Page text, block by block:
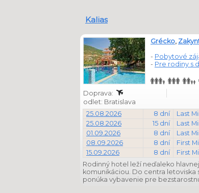
Kalias
Grécko,
- Pobytové
- Pre rodiny s
Doprava:
odlet: Bratislava
25.08.2026
8 dní Last
25.08.2026
15 dní Last
01.09.2026
8 dní Last
08.09.2026
8 dní First
15.09.2026
8 dní First
Rodinný hotel leží neďaleko
komunikáciou. Do centra
ponúka vybavenie pre